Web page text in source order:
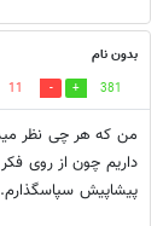
بدون نام
381
11
من که هر چی نظر
داریم چون از روی
پیشاپیش سپاسگذارم.